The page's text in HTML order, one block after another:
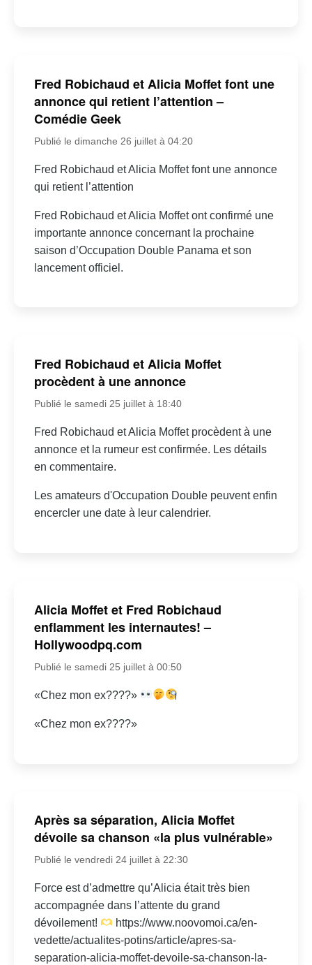
Fred Robichaud et Alicia Moffet font une
annonce qui retient l’attention –
Comédie Geek
Publié le dimanche 26 juillet à 04:20
Fred Robichaud et Alicia Moffet font une annonce
qui retient l’attention
Fred Robichaud et Alicia Moffet ont confirmé une
importante annonce concernant la prochaine
saison d’Occupation Double Panama et son
lancement officiel.
Fred Robichaud et Alicia Moffet
procèdent à une annonce
Publié le samedi 25 juillet à 18:40
Fred Robichaud et Alicia Moffet procèdent à une
annonce et la rumeur est confirmée. Les détails
en commentaire.
Les amateurs d'Occupation Double peuvent enfin
encercler une date à leur calendrier.
Alicia Moffet et Fred Robichaud
enflamment les internautes! –
Hollywoodpq.com
Publié le samedi 25 juillet à 00:50
«Chez mon ex????»
«Chez mon ex????»
Après sa séparation, Alicia Moffet
dévoile sa chanson «la plus vulnérable»
Publié le vendredi 24 juillet à 22:30
Force est d’admettre qu’Alicia était très bien
accompagnée dans l’attente du grand
dévoilement!
https://www.noovomoi.ca/en-
vedette/actualites-potins/article/apres-sa-
separation-alicia-moffet-devoile-sa-chanson-la-